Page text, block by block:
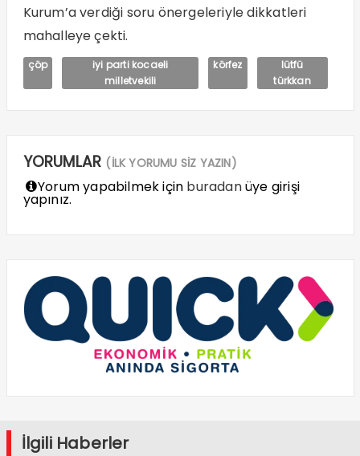
Kurum’a verdiği soru önergeleriyle dikkatleri
mahalleye çekti.
çöp
iyi parti kocaeli
milletvekili
körfez
lütfü
türkkan
YORUMLAR (İLK YORUMU SİZ YAZIN)
Yorum yapabilmek için buradanüye girişi
yapınız.
İlgili Haberler